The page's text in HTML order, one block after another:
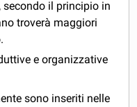
il principio in
troverà maggiori
e organizzative
sono inseriti nelle